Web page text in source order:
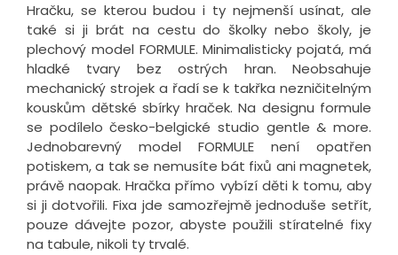
Hračku, se kterou budou i ty nejmenší usínat, ale
také si ji brát na cestu do školky nebo školy, je
plechový model FORMULE. Minimalisticky pojatá, má
hladké tvary bez ostrých hran. Neobsahuje
mechanický strojek a řadí se k takřka nezničitelným
kouskům dětské sbírky hraček. Na designu formule
se podílelo česko-belgické studio gentle & more.
Jednobarevný model FORMULE není opatřen
potiskem, a tak se nemusíte bát fixů ani magnetek,
právě naopak. Hračka přímo vybízí děti k tomu, aby
si ji dotvořili. Fixa jde samozřejmě jednoduše setřít,
pouze dávejte pozor, abyste použili stíratelné fixy
na tabule, nikoli ty trvalé.